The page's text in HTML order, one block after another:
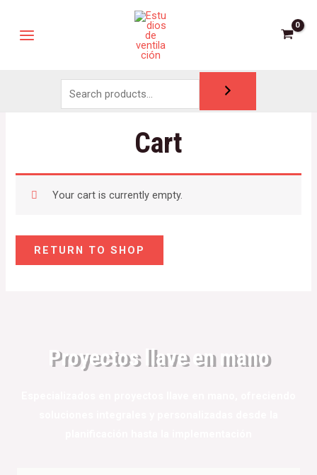
Cart
Your cart is currently empty.
RETURN TO SHOP
Proyectos llave en mano